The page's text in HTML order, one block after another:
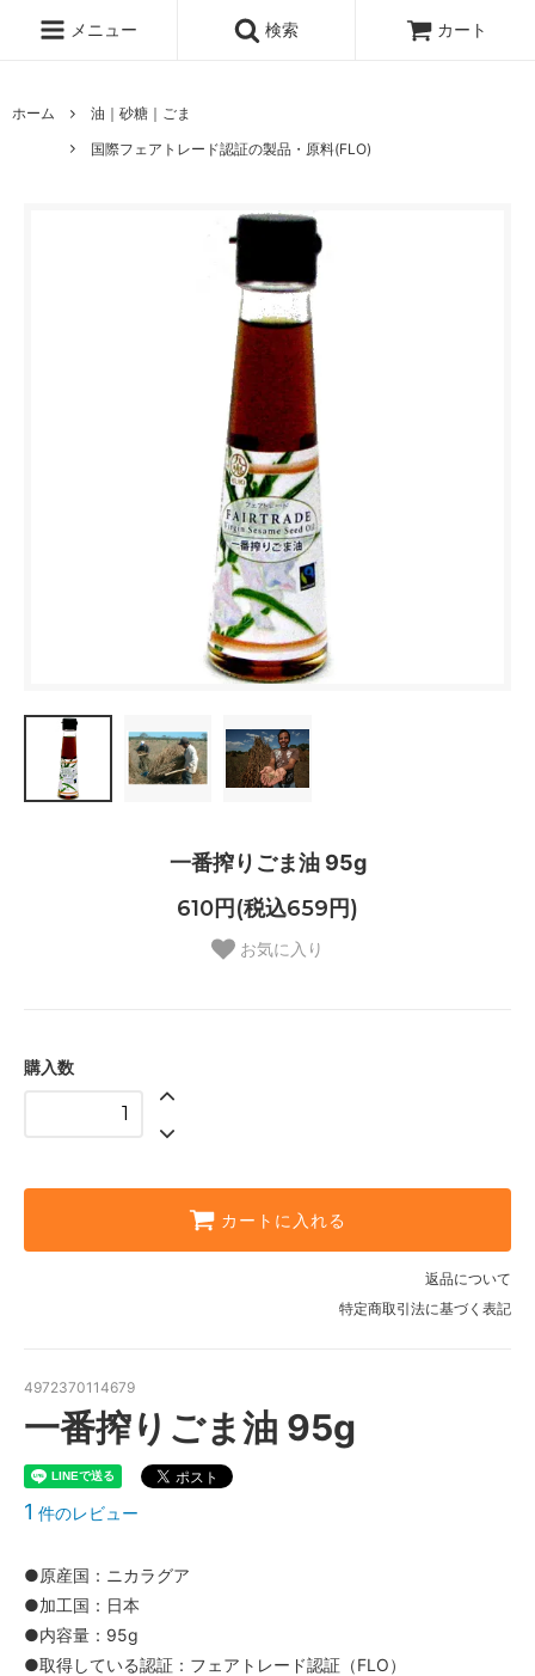
メニュー 検索 カート
ホーム
油｜砂糖｜ごま
国際フェアトレード認証の製品・原料(FLO)
一番搾りごま油 95g
610円(税込659円)
お気に入り
購入数
カートに入れる
返品について
特定商取引法に基づく表記
4972370114679
一番搾りごま油 95g
1 件のレビュー
●原産国：ニカラグア
●加工国：日本
●内容量：95g
●取得している認証：フェアトレード認証（FLO）